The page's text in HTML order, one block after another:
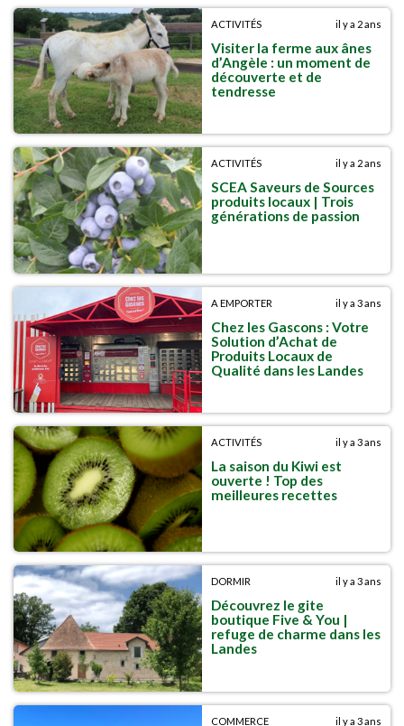
ACTIVITÉS il y a 2 ans
Visiter la ferme aux ânes
d’Angèle : un moment de
découverte et de
tendresse
ACTIVITÉS il y a 2 ans
SCEA Saveurs de Sources
produits locaux | Trois
générations de passion
A EMPORTER il y a 3 ans
Chez les Gascons : Votre
Solution d’Achat de
Produits Locaux de
Qualité dans les Landes
ACTIVITÉS il y a 3 ans
La saison du Kiwi est
ouverte ! Top des
meilleures recettes
DORMIR il y a 3 ans
Découvrez le gite
boutique Five & You |
refuge de charme dans les
Landes
COMMERCE il y a 3 ans